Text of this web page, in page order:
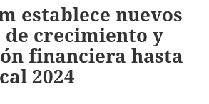
establece nuevos
crecimiento y
financiera hasta
2024